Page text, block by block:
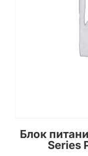
Блок
Series